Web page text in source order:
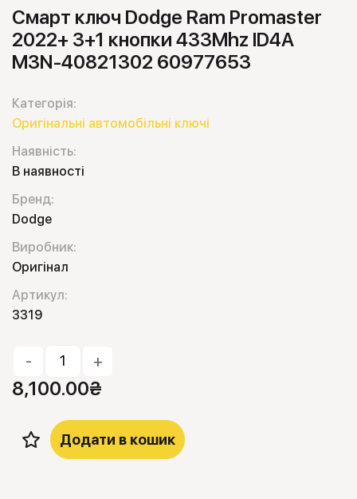
Смарт ключ Dodge Ram Promaster
2022+ 3+1 кнопки 433Mhz ID4A
M3N-40821302 60977653
Категорія:
Оригінальні автомобільні ключі
Наявність:
В наявності
Бренд:
Dodge
Виробник:
Оригінал
Артикул:
3319
- +
8,100.00₴
Додати в кошик